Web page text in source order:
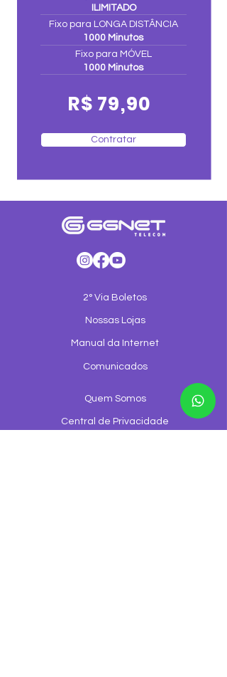
ILIMITADO
Fixo para LONGA DISTÂNCIA
1000 Minutos
Fixo para MÓVEL
1000 Minutos
R$ 79,90
Contratar
2° Via Boletos
Nossas Lojas
Manual da Internet
Comunicados
Quem Somos
Central de Privacidade